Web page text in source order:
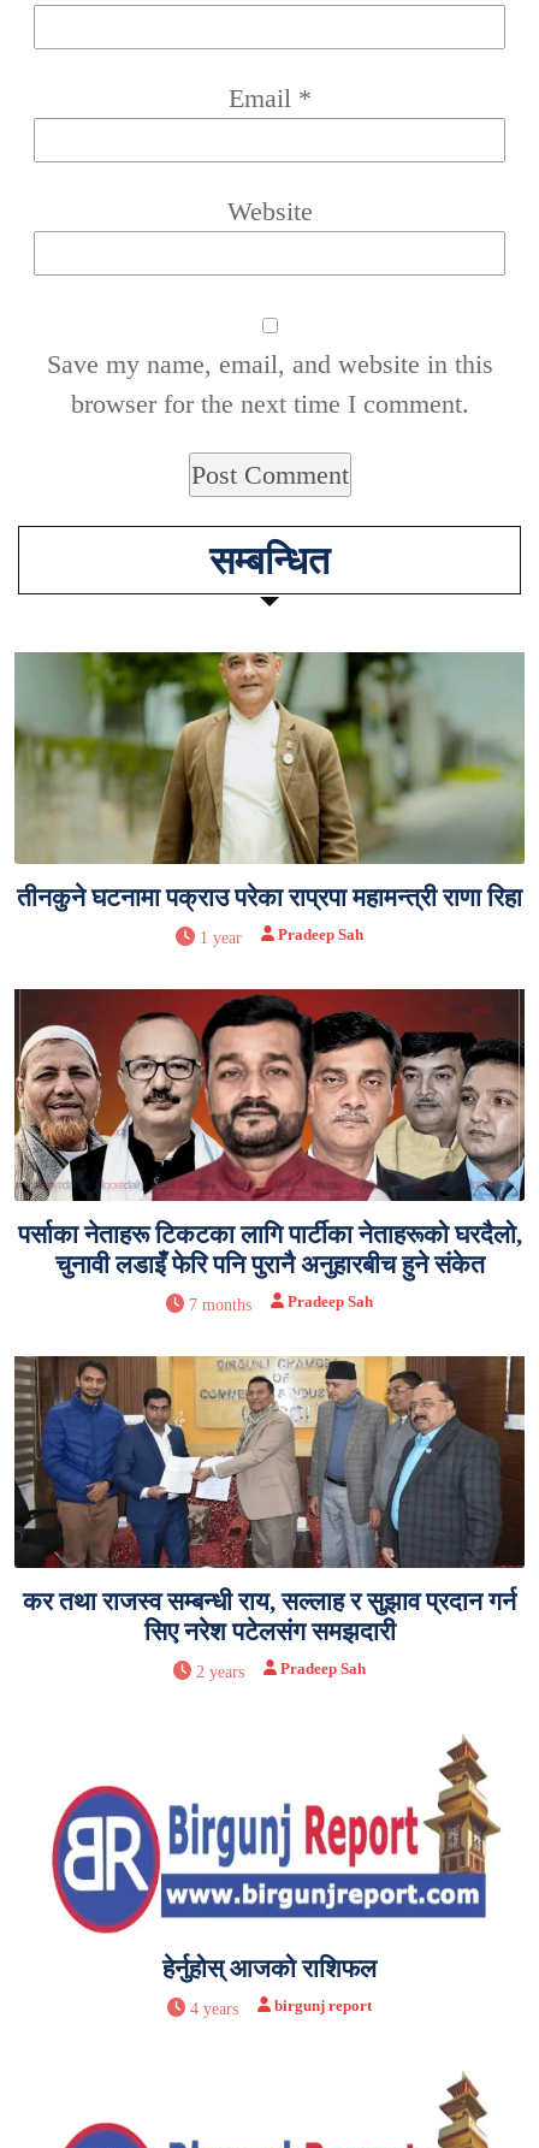
Email *
Website
Save my name, email, and website in this
browser for the next time I comment.
सम्बन्धित
तीनकुने घटनामा पक्राउ परेका राप्रपा महामन्त्री राणा रिहा
1 year Pradeep Sah
पर्साका नेताहरू टिकटका लागि पार्टीका नेताहरूको घरदैलो,
चुनावी लडाइँ फेरि पनि पुरानै अनुहारबीच हुने संकेत
7 months Pradeep Sah
कर तथा राजस्व सम्बन्धी राय, सल्लाह र सुझाव प्रदान गर्न
सिए नरेश पटेलसंग समझदारी
2 years Pradeep Sah
हेर्नुहोस् आजको राशिफल
4 years birgunj report